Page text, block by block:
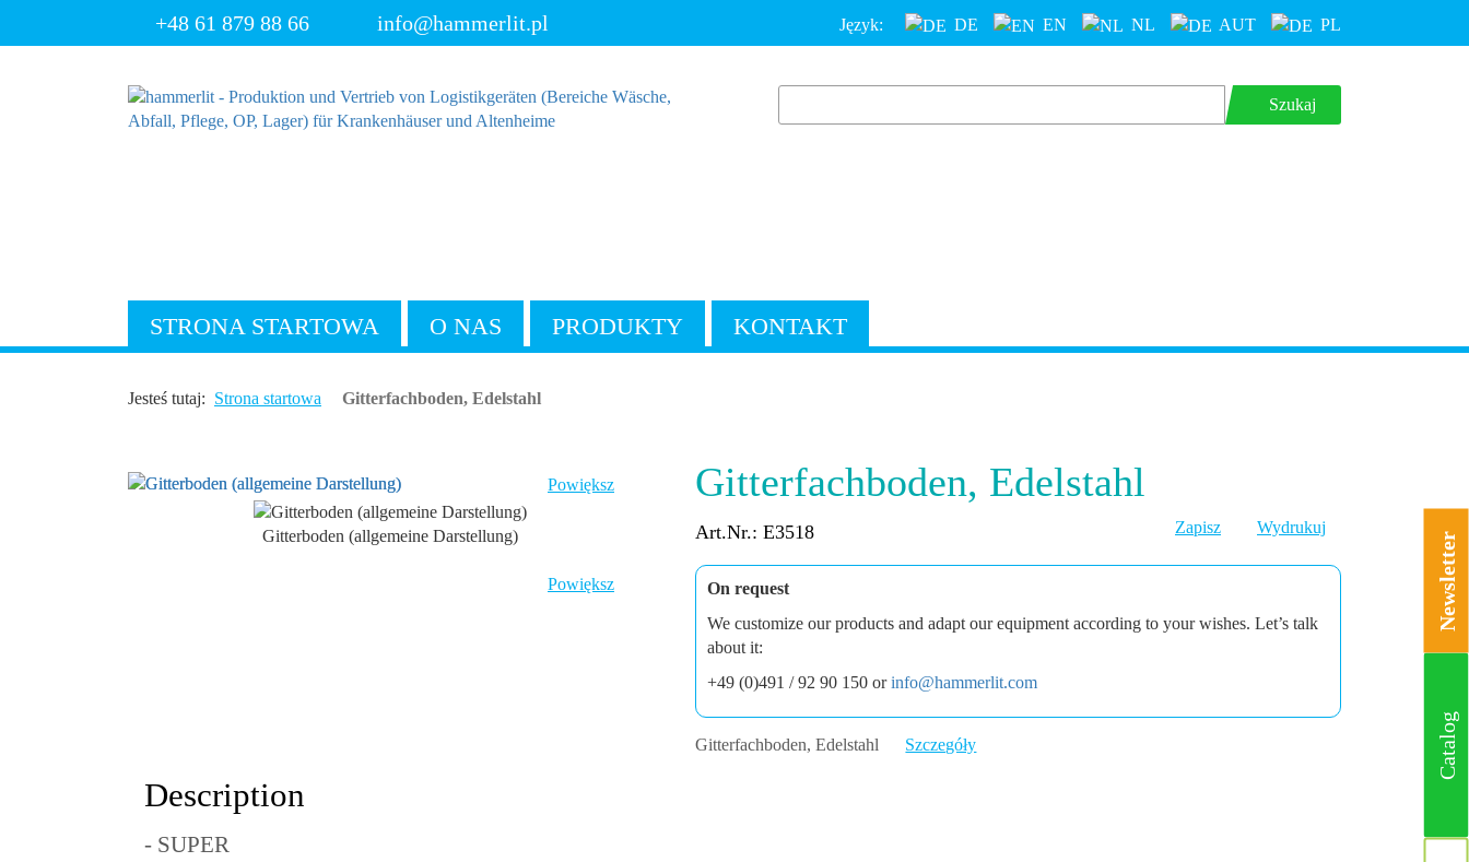
+48 61 879 88 66 info@hammerlit.pl Język: DE EN NL AUT PL
Szukaj
STRONA STARTOWA O NAS PRODUKTY KONTAKT
Jesteś tutaj: Strona startowa Gitterfachboden, Edelstahl
Gitterfachboden, Edelstahl
Art.Nr.: E3518 Zapisz Wydrukuj
On request
We customize our products and adapt our equipment according to your wishes. Let’s talk
about it:
+49 (0)491 / 92 90 150 orinfo@hammerlit.com
Gitterfachboden, Edelstahl Szczegóły
Powiększ
Gitterboden (allgemeine Darstellung)
Powiększ
Description
- SUPER
Newsletter
Catalog